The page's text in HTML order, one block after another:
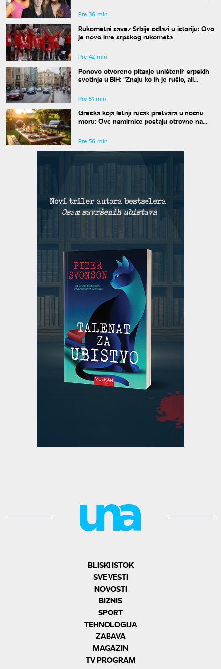
Pre 36 min
Rukometni savez Srbije odlazi u istoriju: Ovo
je novo ime srpskog rukometa
Pre 42 min
Ponovo otvoreno pitanje uništenih srpskih
svetinja u BiH: "Znaju ko ih je rušio, ali
Pre 51 min
Greška koja letnji ručak pretvara u noćnu
moru: Ove namirnice postaju otrovne na
Pre 56 min
BLISKI ISTOK
SVE VESTI
NOVOSTI
BIZNIS
SPORT
TEHNOLOGIJA
ZABAVA
MAGAZIN
TV PROGRAM